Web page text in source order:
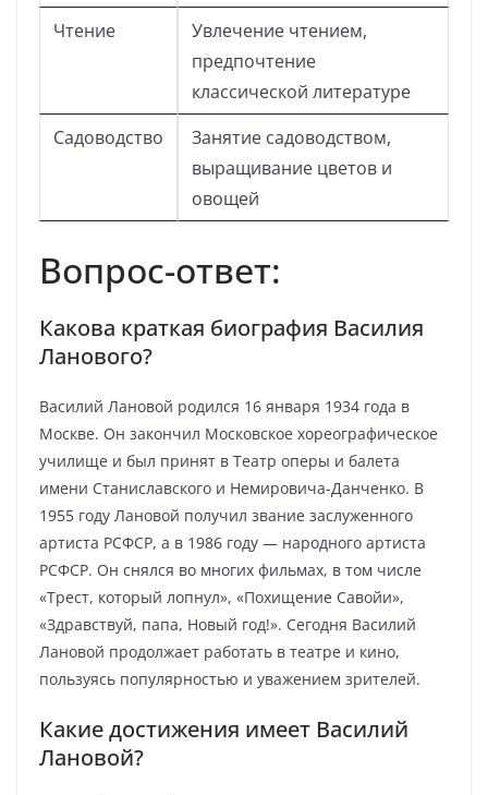
Чтение
Увлечение чтением,
предпочтение
классической литературе
Садоводство
Занятие садоводством,
выращивание цветов и
овощей
Вопрос-ответ:
Какова краткая биография Василия
Ланового?
Василий Лановой родился 16 января 1934 года в
Москве. Он закончил Московское хореографическое
училище и был принят в Театр оперы и балета
имени Станиславского и Немировича-Данченко. В
1955 году Лановой получил звание заслуженного
артиста РСФСР, а в 1986 году — народного артиста
РСФСР. Он снялся во многих фильмах, в том числе
«Трест, который лопнул», «Похищение Савойи»,
«Здравствуй, папа, Новый год!». Сегодня Василий
Лановой продолжает работать в театре и кино,
пользуясь популярностью и уважением зрителей.
Какие достижения имеет Василий
Лановой?